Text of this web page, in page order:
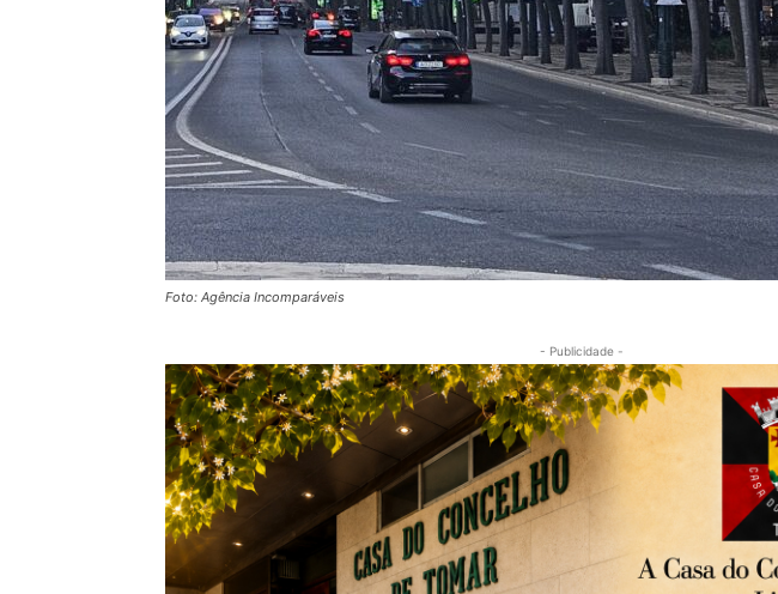
Foto: Agência Incomparáveis
- Publicidade -